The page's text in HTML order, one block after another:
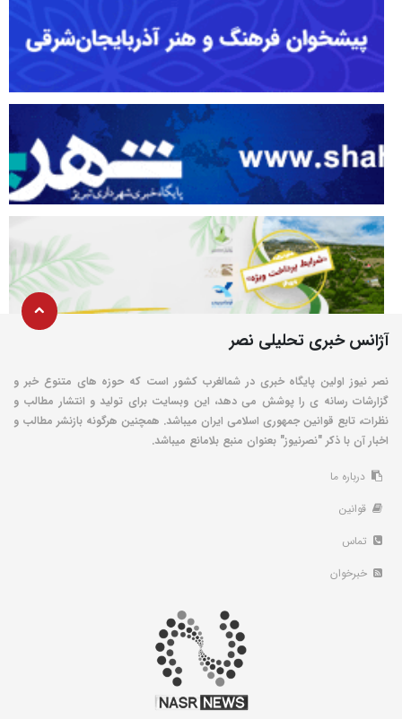
آژانس خبری تحلیلی نصر
نصر نیوز اولین پایگاه خبری در شمالغرب کشور است که حوزه های متنوع خبر و
گزارشات رسانه ی را پوشش می دهد، این وبسایت برای تولید و انتشار مطالب و
نظرات، تابع قوانین جمهوری اسلامی ایران میباشد. همچنین هرگونه بازنشر مطالب و
اخبار آن با ذکر "نصرنیوز" بعنوان منبع بلامانع میباشد.
درباره ما
قوانین
تماس
خبرخوان